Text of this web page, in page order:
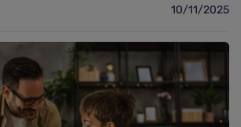
10/11/2025